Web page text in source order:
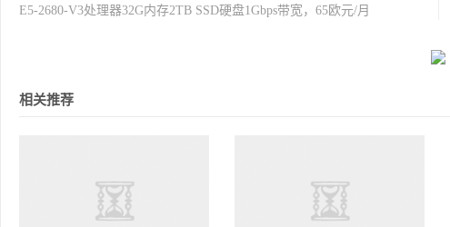
E5-2680-V3处理器32G内存2TB SSD硬盘1Gbps带宽，65欧元/月
相关推荐